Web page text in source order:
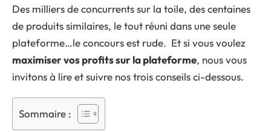
Des milliers de concurrents sur la toile, des centaines
de produits similaires, le tout réuni dans une seule
plateforme…le concours est rude. Et si vous voulez
maximiser vos profits sur la plateforme, nous vous
invitons à lire et suivre nos trois conseils ci-dessous.
Sommaire :